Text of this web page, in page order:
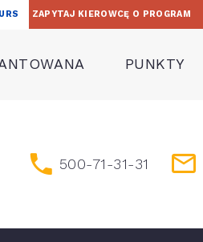
ZAPYTAJ KIEROWCĘ O PROGRAM
PUNKTY
500-71-31-31